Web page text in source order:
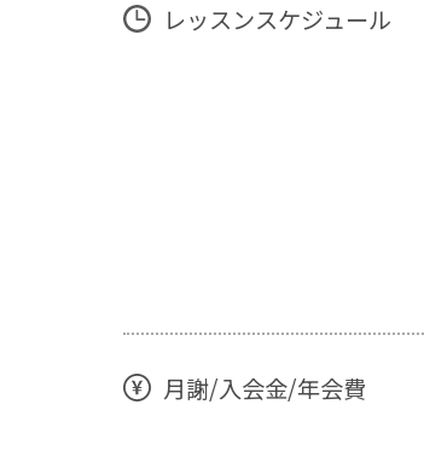
レッスンスケジュール
月謝/入会金/年会費